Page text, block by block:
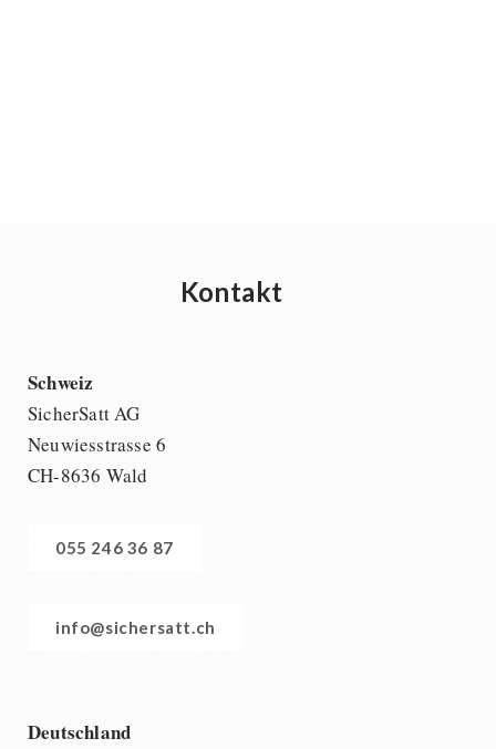
Kontakt
Schweiz
SicherSatt AG
Neuwiesstrasse 6
CH-8636 Wald
055 246 36 87
info@sichersatt.ch
Deutschland